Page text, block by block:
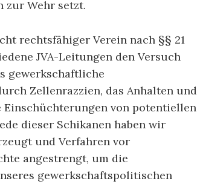
Wehr setzt.
rechtsfähiger Verein nach §§ 21
JVA-Leitungen den Versuch
gewerkschaftliche
Zellenrazzien, das Anhalten und
von potentiellen
dieser Schikanen haben wir
und Verfahren vor
angestrengt, um die
gewerkschaftspolitischen